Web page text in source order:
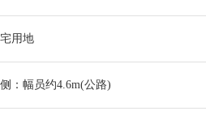
用地
：幅员约4.6m(公路)